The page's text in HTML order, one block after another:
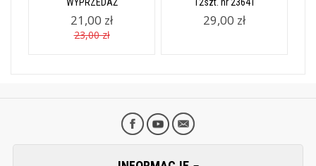
21,00 zł
23,00 zł
29,00 zł